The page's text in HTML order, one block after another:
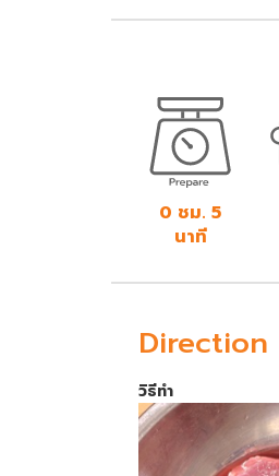
0 ชม. 5
นาที
Direction
วิธีทำ